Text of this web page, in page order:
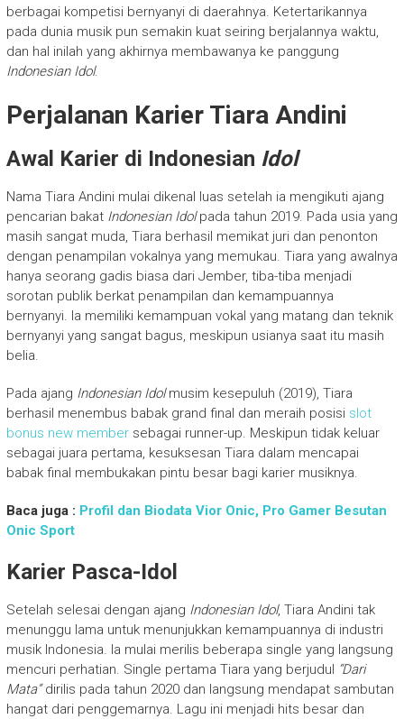
berbagai kompetisi bernyanyi di daerahnya. Ketertarikannya
pada dunia musik pun semakin kuat seiring berjalannya waktu,
dan hal inilah yang akhirnya membawanya ke panggung
Indonesian Idol.
Perjalanan Karier Tiara Andini
Awal Karier di Indonesian Idol
Nama Tiara Andini mulai dikenal luas setelah ia mengikuti ajang
pencarian bakat Indonesian Idolpada tahun 2019. Pada usia yang
masih sangat muda, Tiara berhasil memikat juri dan penonton
dengan penampilan vokalnya yang memukau. Tiara yang awalnya
hanya seorang gadis biasa dari Jember, tiba-tiba menjadi
sorotan publik berkat penampilan dan kemampuannya
bernyanyi. Ia memiliki kemampuan vokal yang matang dan teknik
bernyanyi yang sangat bagus, meskipun usianya saat itu masih
belia.
Pada ajang Indonesian Idolmusim kesepuluh (2019), Tiara
berhasil menembus babak grand final dan meraih posisi slot
bonus new membersebagai runner-up. Meskipun tidak keluar
sebagai juara pertama, kesuksesan Tiara dalam mencapai
babak final membukakan pintu besar bagi karier musiknya.
Baca juga : Profil dan Biodata Vior Onic, Pro Gamer Besutan
Onic Sport
Karier Pasca-Idol
Setelah selesai dengan ajang Indonesian Idol, Tiara Andini tak
menunggu lama untuk menunjukkan kemampuannya di industri
musik Indonesia. Ia mulai merilis beberapa single yang langsung
mencuri perhatian. Single pertama Tiara yang berjudul
“Dari
Mata”dirilis pada tahun 2020 dan langsung mendapat sambutan
hangat dari penggemarnya. Lagu ini menjadi hits besar dan